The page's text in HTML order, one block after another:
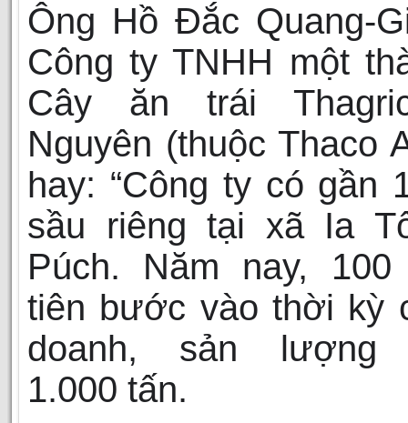
Ông Hồ Đắc Quang-
Công ty TNHH một
Cây ăn trái
Nguyên (thuộc Thaco
hay: “Công ty có gần
sầu riêng tại xã Ia
Púch. Năm nay,
tiên bước vào thời kỳ
doanh, sản lượng
1.000 tấn.